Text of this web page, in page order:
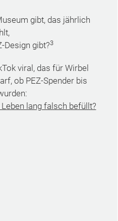
gibt, das jährlich
Design gibt?3
viral, das für Wirbel
ob PEZ-Spender bis
lang falsch befüllt?